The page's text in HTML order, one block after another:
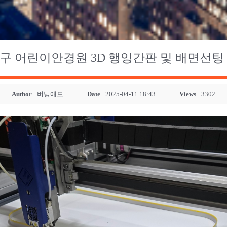
어린이안경원 3D 행잉간판 및 배면선팅
Author 버닝애드 Date 2025-04-11 18:43 Views 3302